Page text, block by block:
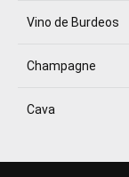
Vino de Burdeos
Champagne
Cava